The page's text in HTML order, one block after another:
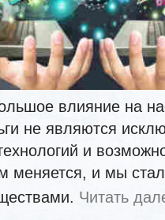
влияние на
не являются
и
меняется, и мы
Читать